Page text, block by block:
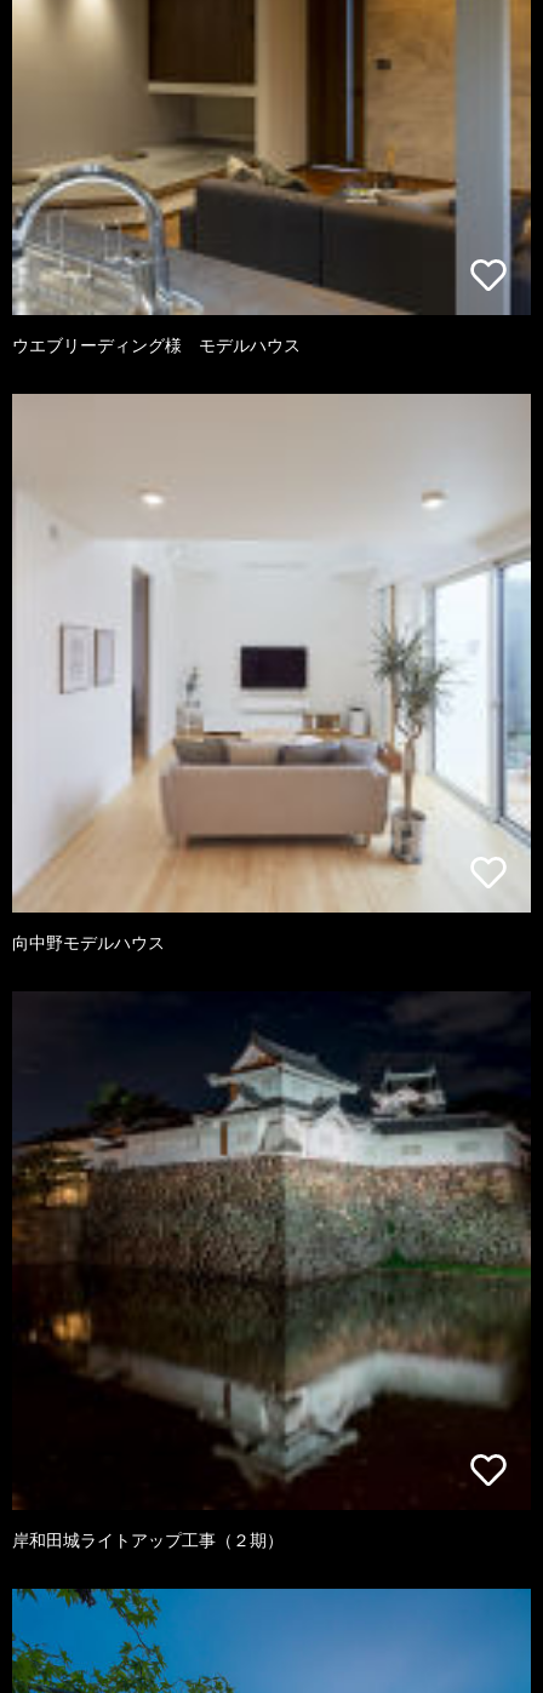
ウエブリーディング様 モデルハウス
向中野モデルハウス
岸和田城ライトアップ工事（２期）